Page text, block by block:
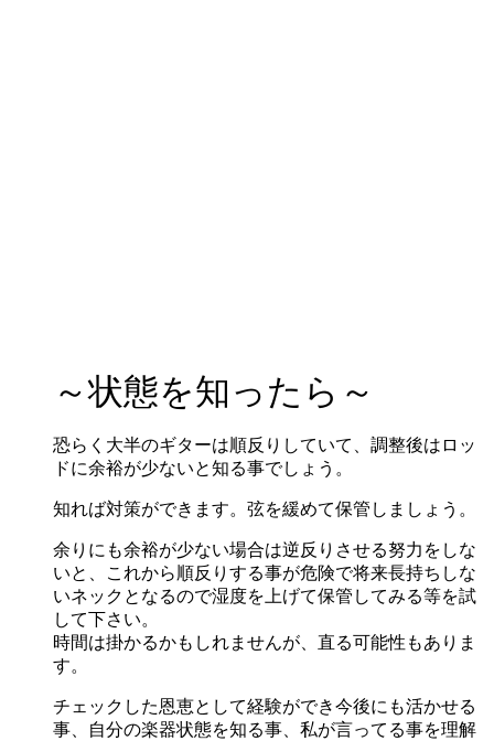
～状態を知ったら～
恐らく大半のギターは順反りしていて、調整後はロッ
ドに余裕が少ないと知る事でしょう。
知れば対策ができます。弦を緩めて保管しましょう。
余りにも余裕が少ない場合は逆反りさせる努力をしな
いと、これから順反りする事が危険で将来長持ちしな
いネックとなるので湿度を上げて保管してみる等を試
して下さい。
時間は掛かるかもしれませんが、直る可能性もありま
す。
チェックした恩恵として経験ができ今後にも活かせる
事、自分の楽器状態を知る事、私が言ってる事を理解